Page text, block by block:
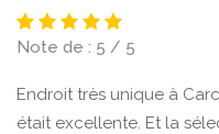
Note de : 5 / 5
Endroit très unique à
était excellente. Et la